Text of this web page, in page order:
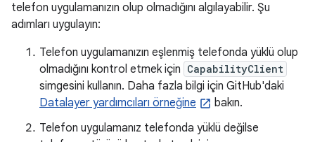
telefon uygulamanızın olup olmadığını algılayabilir. Şu
adımları uygulayın:
Telefon uygulamanızın eşlenmiş telefonda yüklü olup
olmadığını kontrol etmek için CapabilityClient
simgesini kullanın. Daha fazla bilgi için GitHub'daki
Datalayer yardımcıları örneğine
bakın.
Telefon uygulamanız telefonda yüklü değilse